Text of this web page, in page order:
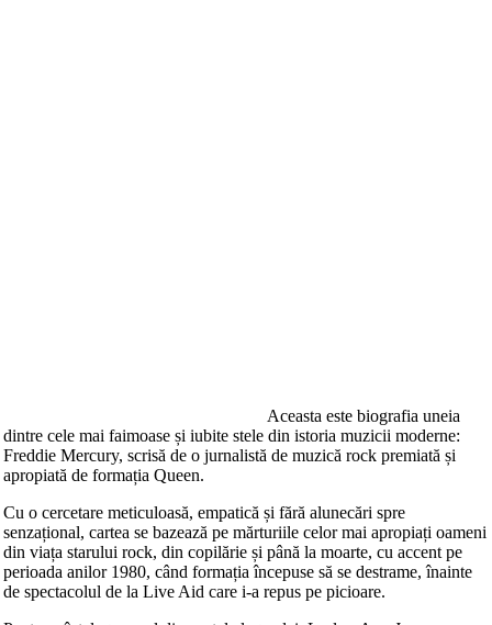
Aceasta este biografia uneia
dintre cele mai faimoase și iubite stele din istoria muzicii moderne:
Freddie Mercury, scrisă de o jurnalistă de muzică rock premiată și
apropiată de formația Queen.
Cu o cercetare meticuloasă, empatică și fără alunecări spre
senzațional, cartea se bazează pe mărturiile celor mai apropiați oameni
din viața starului rock, din copilărie și până la moarte, cu accent pe
perioada anilor 1980, când formația începuse să se destrame, înainte
de spectacolul de la Live Aid care i-a repus pe picioare.